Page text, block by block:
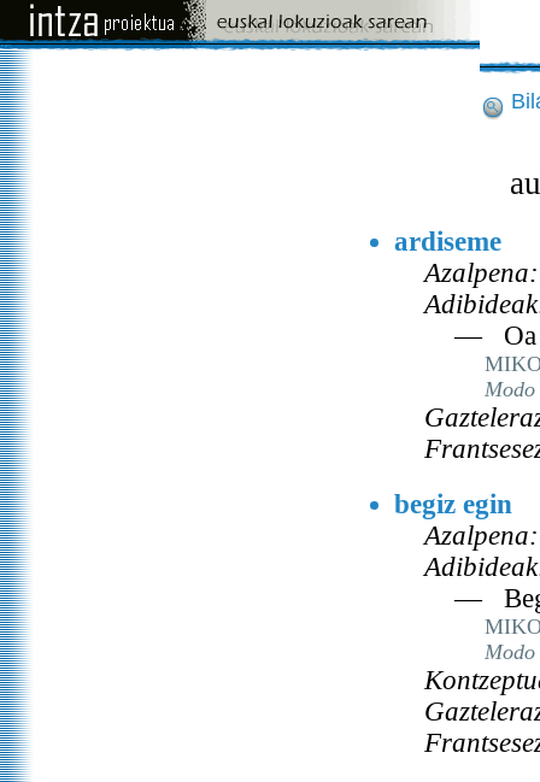
ardiseme
Azalpena:
— Oa
Modo
begiz egin
Azalpena:
—
Modo